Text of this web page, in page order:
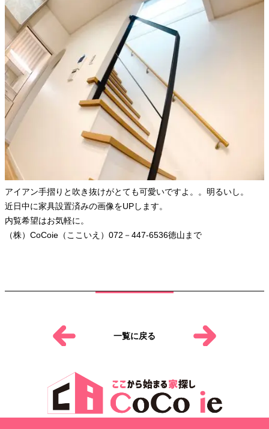
アイアン手摺りと吹き抜けがとても可愛いですよ。。明るいし。
近日中に家具設置済みの画像をUPします。
内覧希望はお気軽に。
（株）CoCoie（ここいえ）072－447-6536徳山まで
一覧に戻る